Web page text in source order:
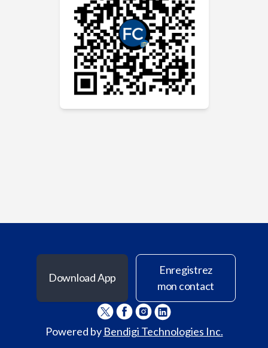
Download App
Enregistrez
mon contact
Powered by Bendigi Technologies Inc.